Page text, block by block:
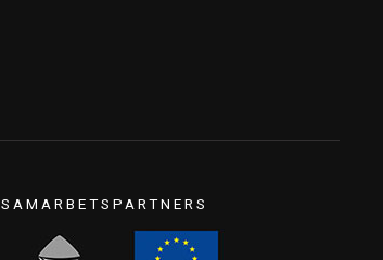
SAMARBETSPARTNERS